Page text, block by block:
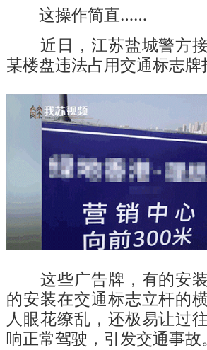
这操作简直……
近日，江苏盐城警方接
某楼盘违法占用交通标志牌
这些广告牌，有的安装
的安装在交通标志立杆的
人眼花缭乱，还极易让过
响正常驾驶，引发交通事故。